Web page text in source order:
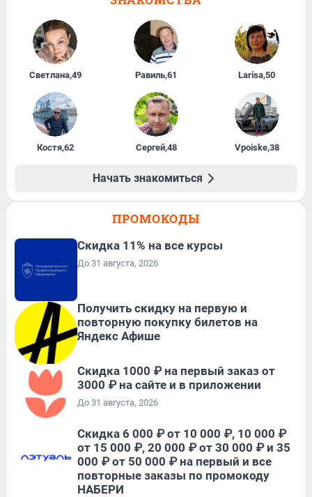
Светлана,49 Равиль,61 Larisa,50
Костя,62 Сергей,48 Vpoiske,38
Начать знакомиться
ПРОМОКОДЫ
Скидка 11% на все курсы
До 31 августа, 2026
Получить скидку на первую и
повторную покупку билетов на
Яндекс Афише
Скидка 1000 ₽ на первый заказ от
3000 ₽ на сайте и в приложении
До 31 августа, 2026
Скидка 6 000 ₽ от 10 000 ₽, 10 000 ₽
от 15 000 ₽, 20 000 ₽ от 30 000 ₽ и 35
000 ₽ от 50 000 ₽ на первый и все
повторные заказы по промокоду
НАБЕРИ